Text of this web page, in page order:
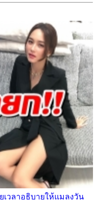
วลาอธิบายให้แมลงวัน